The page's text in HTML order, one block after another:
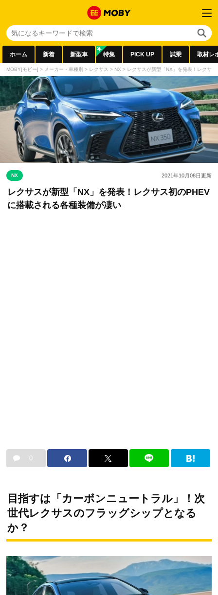
ホーム 新着 新型車 特集 PICK UP 試乗 取材レ
MOBY[モビー] > メーカー・車種別 > レクサス > NX > レクサスが新型「NX」を発表！レクサ
NX 2021年10月08日更新
レクサスが新型「NX」を発表！レクサス初のPHEV
に搭載される各種装備が凄い
0
目指すは「カーボンニュートラル」！次
世代レクサスのフラッグシップとなる
か？